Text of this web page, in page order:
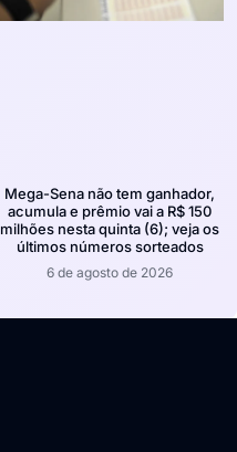
Mega-Sena não tem ganhador,
acumula e prêmio vai a R$ 150
milhões nesta quinta (6); veja os
últimos números sorteados
6 de agosto de 2026